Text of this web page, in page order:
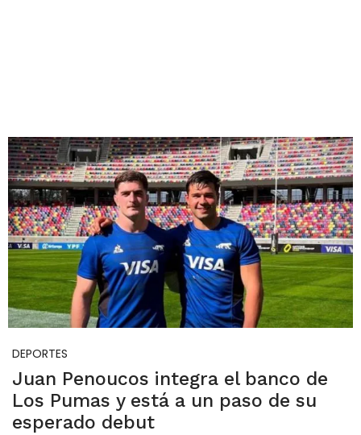
DEPORTES
Juan Penoucos integra el banco de
Los Pumas y está a un paso de su
esperado debut